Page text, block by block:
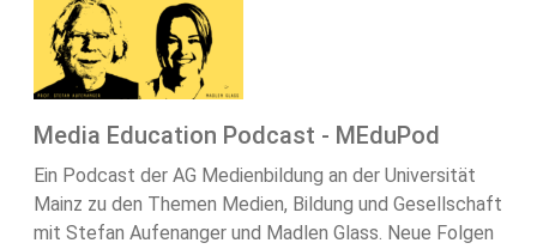
Media Education Podcast - MEduPod
Ein Podcast der AG Medienbildung an der Universität
Mainz zu den Themen Medien, Bildung und Gesellschaft
mit Stefan Aufenanger und Madlen Glass. Neue Folgen